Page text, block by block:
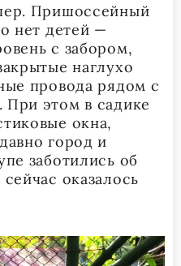
Пришоссейный
нет детей —
с забором,
наглухо
провода рядом с
этом в садике
окна,
город и
заботились об
оказалось